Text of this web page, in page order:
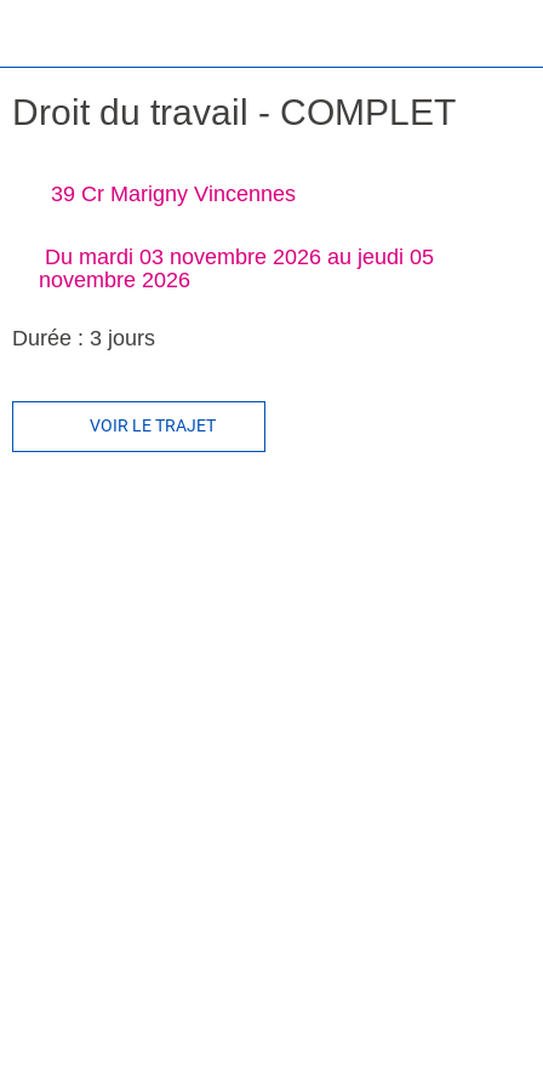
Droit du travail - COMPLET
39 Cr Marigny Vincennes
novembre 2026
Durée : 3 jours
VOIR LE TRAJET